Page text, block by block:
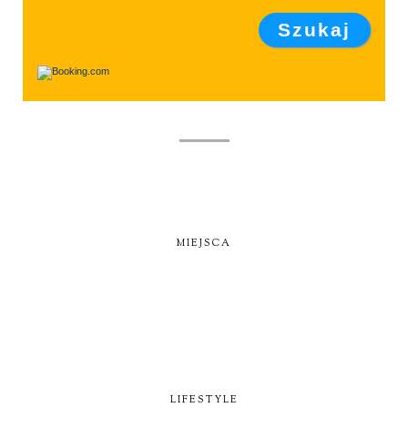
MIEJSCA
LIFESTYLE